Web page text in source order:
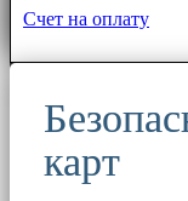
Счет на оплату
карт